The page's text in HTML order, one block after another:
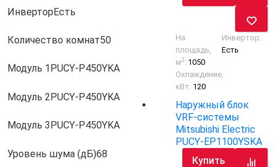
ИнверторЕсть
Количество комнат50
Модуль 1 PUCY-P450YKA
Модуль 2PUCY-P450YKA
Модуль 3PUCY-P450YKA
Уровень шума (дБ)68
На
площадь,
м2: 1050
Инвертор:
Есть
Охлаждение,
кВт: 120
Наружный блок
VRF-системы
Mitsubishi Electric
PUCY-EP1100YSKA
Купить